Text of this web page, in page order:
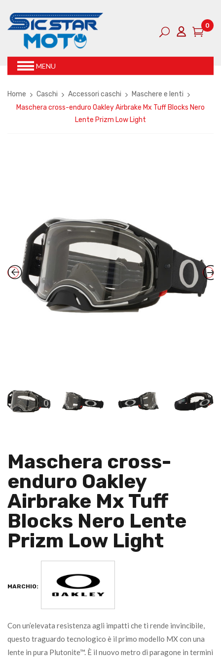
0
MENU
Home Caschi Accessori caschi
Maschere e lenti
Maschera cross-enduro Oakley Airbrake Mx Tuff Blocks Nero
Lente Prizm Low Light
Maschera cross-
enduro Oakley
Airbrake Mx Tuff
Blocks Nero Lente
Prizm Low Light
MARCHIO:
Con un’elevata resistenza agli impatti che ti rende invincibile,
questo traguardo tecnologico è il primo modello MX con una
lente in pura Plutonite™. È il nuovo metro di paragone in termini